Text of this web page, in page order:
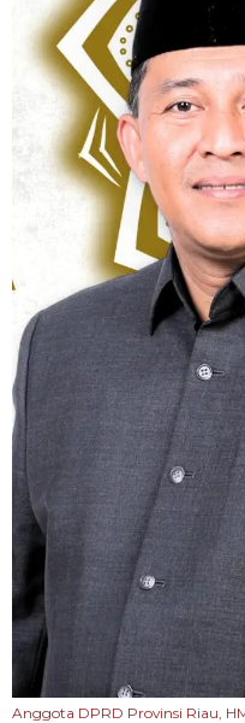
Anggota DPRD Provinsi Riau,